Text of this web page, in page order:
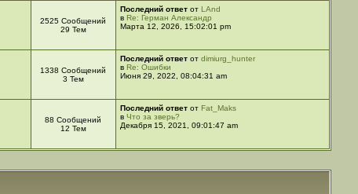
2525 Сообщений
29 Тем
Последний ответот LAnd
в Re: Герман Александр
Марта 12, 2026, 15:02:01 pm
1338 Сообщений
3 Тем
Последний ответот dimiurg_hunter
в Re: Ошибки
Июня 29, 2022, 08:04:31 am
88 Сообщений
12 Тем
Последний ответот Fat_Maks
в Что за зверь?
Декабря 15, 2021, 09:01:47 am